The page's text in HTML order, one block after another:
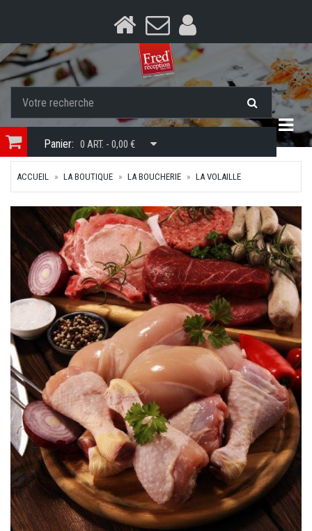
Panier: 0 ART. - 0,00 €
ACCUEIL LA BOUTIQUE LA BOUCHERIE LA VOLAILLE